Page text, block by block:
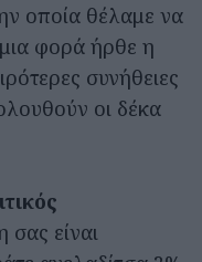
οποία θέλαμε να
φορά ήρθε η
συνήθειες
οι δέκα
είναι